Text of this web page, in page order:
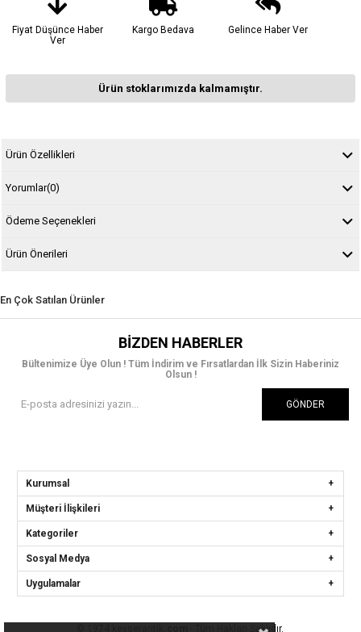
Fiyat Düşünce Haber
Ver
Kargo Bedava Gelince Haber Ver
Ürün stoklarımızda kalmamıştır.
Ürün Özellikleri
Yorumlar(0)
Ödeme Seçenekleri
Ürün Önerileri
En Çok Satılan Ürünler
BIZDEN HABERLER
Bültenimize Üye Olun ! Tüm İndirim ve Fırsatlardan İlk Sizin Haberiniz
Olsun !
GÖNDER
Kurumsal
Müşteri İlişkileri
Kategoriler
Sosyal Medya
Uygulamalar
- Tüm Hakları Saklıdır.